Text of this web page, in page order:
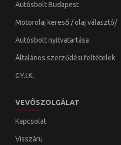
Autósbolt Budapest
Motorolaj kereső / olaj választó/
Autósbolt nyitvatartása
Általános szerződési feltételek
GY.I.K.
VEVŐSZOLGÁLAT
Kapcsolat
Visszáru